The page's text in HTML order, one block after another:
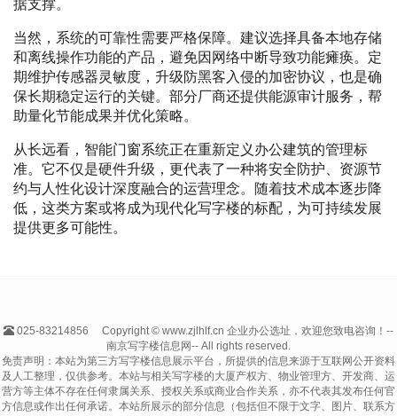
据支撑。
当然，系统的可靠性需要严格保障。建议选择具备本地存储
和离线操作功能的产品，避免因网络中断导致功能瘫痪。定
期维护传感器灵敏度，升级防黑客入侵的加密协议，也是确
保长期稳定运行的关键。部分厂商还提供能源审计服务，帮
助量化节能成果并优化策略。
从长远看，智能门窗系统正在重新定义办公建筑的管理标
准。它不仅是硬件升级，更代表了一种将安全防护、资源节
约与人性化设计深度融合的运营理念。随着技术成本逐步降
低，这类方案或将成为现代化写字楼的标配，为可持续发展
提供更多可能性。
025-83214856
Copyright © www.zjlhlf.cn 企业办公选址，欢迎您致电咨询！--
南京写字楼信息网-- All rights reserved.
免责声明：本站为第三方写字楼信息展示平台，所提供的信息来源于互联网公开资料
及人工整理，仅供参考。本站与相关写字楼的大厦产权方、物业管理方、开发商、运
营方等主体不存在任何隶属关系、授权关系或商业合作关系，亦不代表其发布任何官
方信息或作出任何承诺。本站所展示的部分信息（包括但不限于文字、图片、联系方